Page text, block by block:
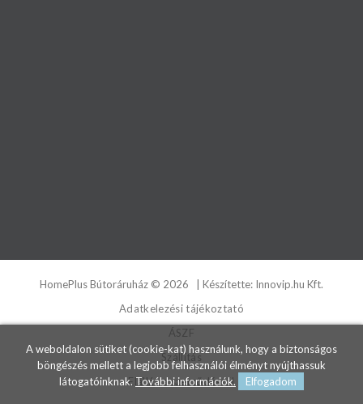
HomePlus Bútoráruház © 2026 | Készítette: Innovip.hu Kft.
Adatkelezési tájékoztató
ÁSZF
Szállítás
Elállás a szerződéstől
A weboldalon sütiket (cookie-kat) használunk, hogy a biztonságos
böngészés mellett a legjobb felhasználói élményt nyújthassuk
látogatóinknak.További információk. Elfogadom